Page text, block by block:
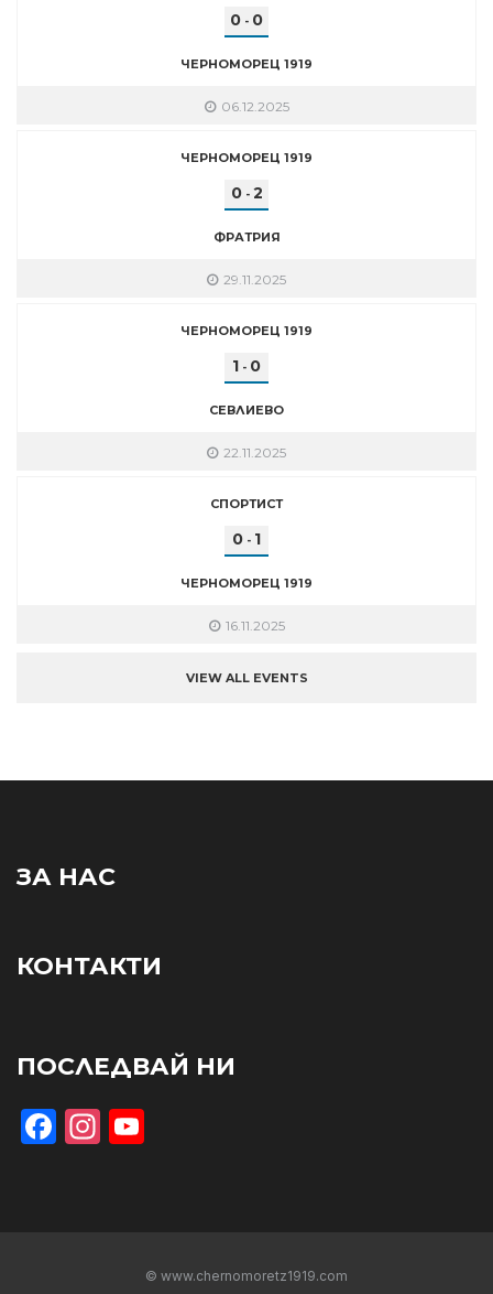
0 - 0
ЧЕРНОМОРЕЦ 1919
06.12.2025
ЧЕРНОМОРЕЦ 1919
0- 2
ФРАТРИЯ
29.11.2025
ЧЕРНОМОРЕЦ 1919
1 - 0
СЕВЛИЕВО
22.11.2025
СПОРТИСТ
0 - 1
ЧЕРНОМОРЕЦ 1919
16.11.2025
VIEW ALL EVENTS
ЗА НАС
КОНТАКТИ
ПОСЛЕДВАЙ НИ
Facebook
Instagram
© www.chernomoretz1919.com